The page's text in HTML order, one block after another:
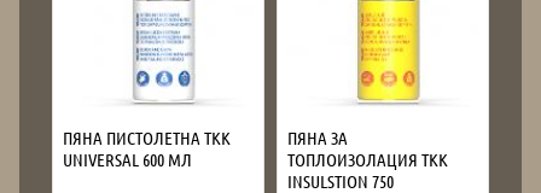
ПЯНА ПИСТОЛЕТНА TKK
UNIVERSAL 600 МЛ
ПЯНА ЗА
ТОПЛОИЗОЛАЦИЯ TKK
INSULSTION 750